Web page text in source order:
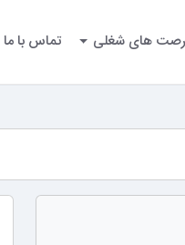
های شغلی تماس با ما